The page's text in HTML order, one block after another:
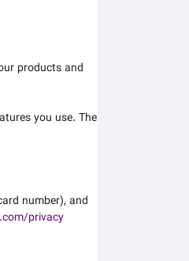
products and
you use. The
number), and
privacy